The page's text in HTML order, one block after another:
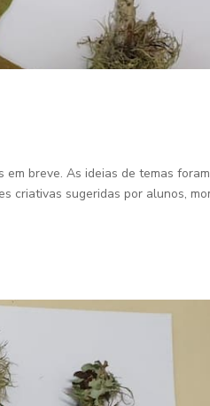
breve. As ideias de temas
criativas sugeridas por alunos,